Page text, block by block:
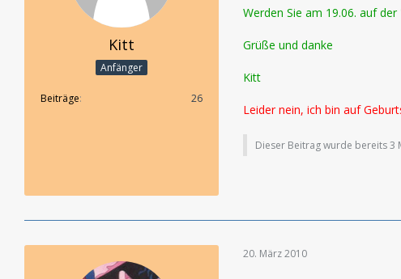
Kitt
Anfänger
Beiträge 26
Werden Sie am 19.06. auf
Grüße und danke
Kitt
Leider nein, ich bin auf
Dieser Beitrag wurde bereits 3
20. März 2010